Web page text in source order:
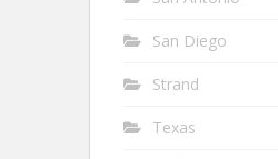
San Diego
Strand
Texas